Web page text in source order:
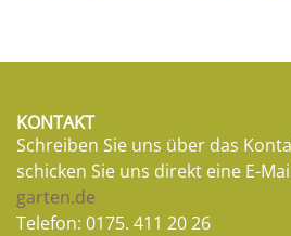
KONTAKT
Schreiben Sie uns über das
schicken Sie uns direkt eine E-
garten.de
Telefon: 0175. 411 20 26